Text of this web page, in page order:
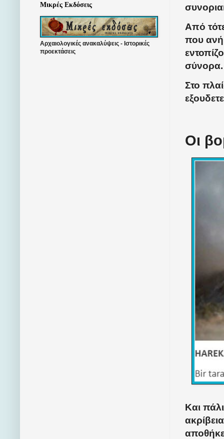
Από
που
σύνορα.
Στο
Οι
Και
Μικρές Εκδόσεις
Αρχαιολογικές ανακαλύψεις - Ιστορικές
προεκτάσεις